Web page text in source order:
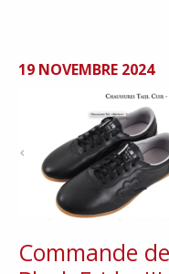
19 NOVEMBRE 2024
Commande